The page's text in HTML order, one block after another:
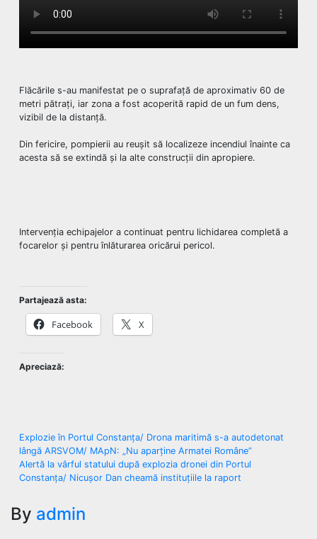
Flăcările s-au manifestat pe o suprafață de aproximativ 60 de
metri pătrați, iar zona a fost acoperită rapid de un fum dens,
vizibil de la distanță.
Din fericire, pompierii au reușit să localizeze incendiul înainte ca
acesta să se extindă și la alte construcții din apropiere.
Intervenția echipajelor a continuat pentru lichidarea completă a
focarelor și pentru înlăturarea oricărui pericol.
Partajează asta:
Facebook X
Apreciază:
Navigare
în
Explozie în Portul Constanța/ Drona maritimă s-a autodetonat
lângă ARSVOM/ MApN: „Nu aparține Armatei Române”
Alertă la vârful statului după explozia dronei din Portul
Constanța/ Nicușor Dan cheamă instituțiile la raport
By admin